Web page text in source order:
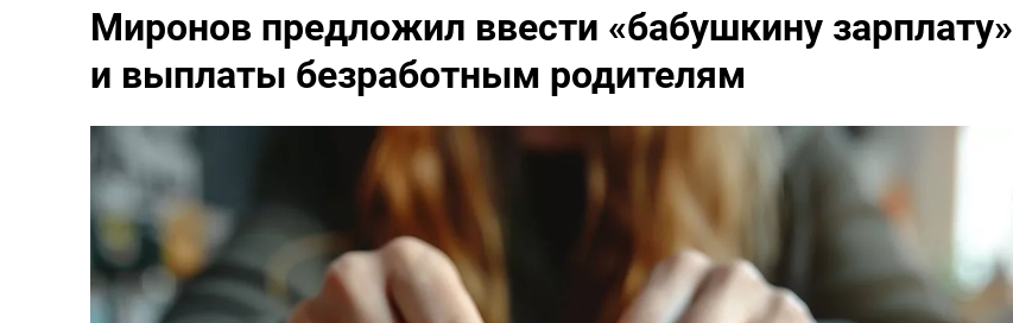
Миронов предложил ввести «бабушкину зарплату»
и выплаты безработным родителям